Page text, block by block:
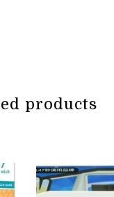
products